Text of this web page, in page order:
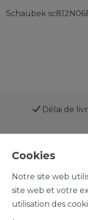
Schaubek
Délai de
Boutique
Cookies
Notre site web
site web et votre
utilisation des